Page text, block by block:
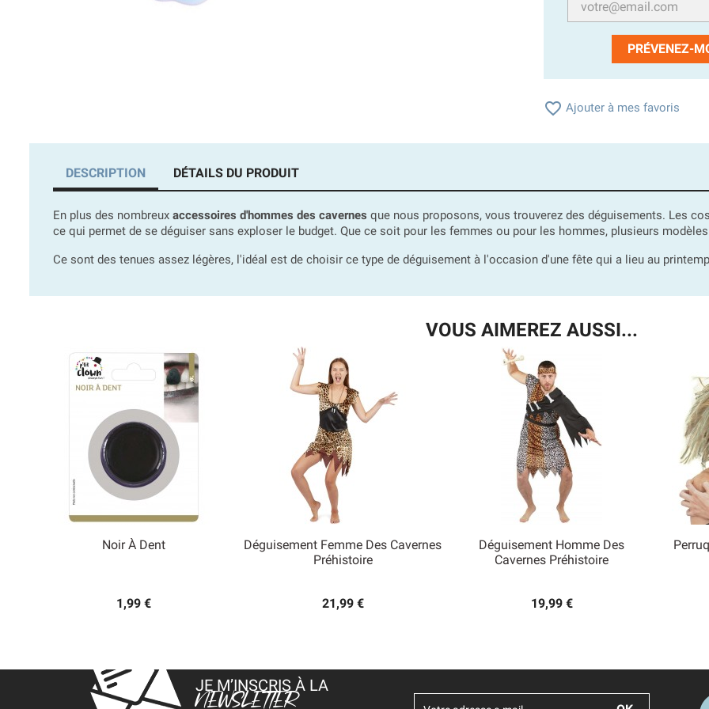
PRÉVENEZ-
 Ajouter à mes favoris
DESCRIPTION DÉTAILS DU PRODUIT
En plus des nombreux accessoires d'hommes des cavernes que nous proposons, vous trouverez des déguisements. Les
ce qui permet de se déguiser sans exploser le budget. Que ce soit pour les femmes ou pour les hommes, plusieurs
Ce sont des tenues assez légères, l'idéal est de choisir ce type de déguisement à l'occasion d'une fête qui a lieu au
VOUS AIMEREZ AUSSI...
Noir À Dent
1,99 €
Déguisement Femme Des Cavernes
Préhistoire
21,99 €
Aperçu rapide
Déguisement Homme Des
Cavernes Préhistoire
19,99 €
Aperçu rapide
JE M’INSCRIS À LA
NEWSLETTER